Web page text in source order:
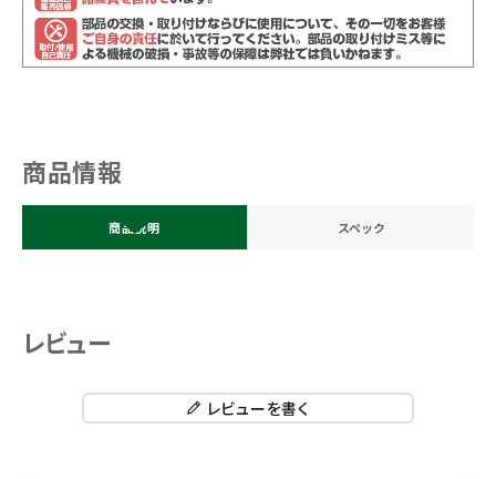
商品情報
商品説明 スペック
レビュー
レビューを書く